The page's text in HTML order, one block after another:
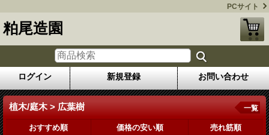
PCサイト
粕尾造園
ログイン 新規登録 お問い合わせ
植木/庭木 > 広葉樹 一覧
おすすめ順 価格の安い順 売れ筋順